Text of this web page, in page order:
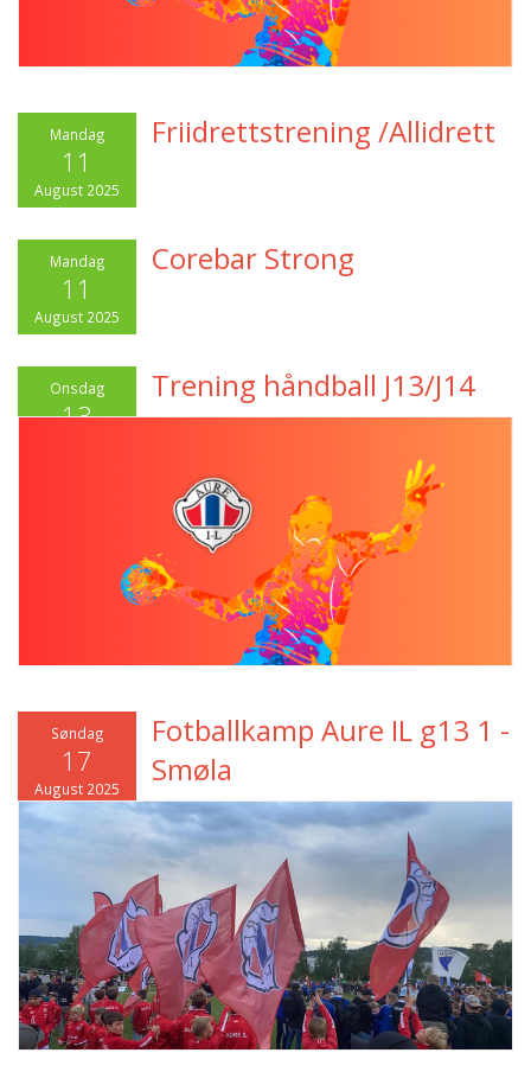
Mandag
11
August 2025
Friidrettstrening /Allidrett
Mandag
11
August 2025
Corebar Strong
Onsdag
13
Trening håndball J13/J14
Søndag
17
August 2025
Fotballkamp Aure IL g13 1 -
Smøla